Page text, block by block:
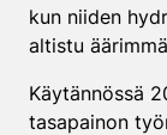
kun niiden
altistu
Käytännössä
tasapainon